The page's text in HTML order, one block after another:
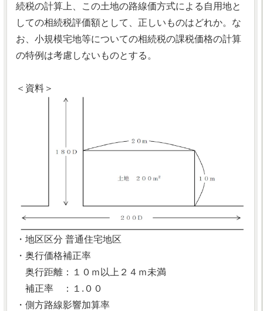
続税の計算上、この土地の路線価方式による自用地と
しての相続税評価額として、正しいものはどれか。な
お、小規模宅地等についての相続税の課税価格の計算
の特例は考慮しないものとする。
＜資料＞
・地区区分 普通住宅地区
・奥行価格補正率
奥行距離：１０ｍ以上２４ｍ未満
補正率 ：１.００
・側方路線影響加算率